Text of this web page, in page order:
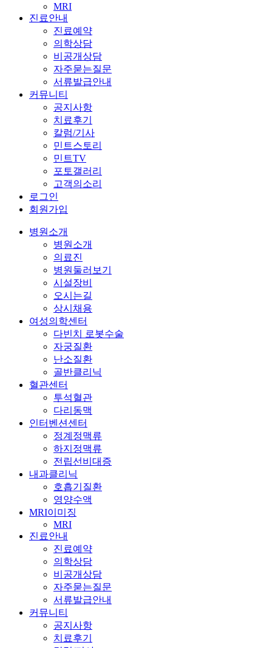
MRI
진료안내
진료예약
의학상담
비공개상담
자주묻는질문
서류발급안내
커뮤니티
공지사항
치료후기
칼럼/기사
민트스토리
민트TV
포토갤러리
고객의소리
로그인
회원가입
병원소개
병원소개
의료진
병원둘러보기
시설장비
오시는길
상시채용
여성의학센터
다빈치 로봇수술
자궁질환
난소질환
골반클리닉
혈관센터
투석혈관
다리동맥
인터벤션센터
정계정맥류
하지정맥류
전립선비대증
내과클리닉
호흡기질환
영양수액
MRI이미징
MRI
진료안내
진료예약
의학상담
비공개상담
자주묻는질문
서류발급안내
커뮤니티
공지사항
치료후기